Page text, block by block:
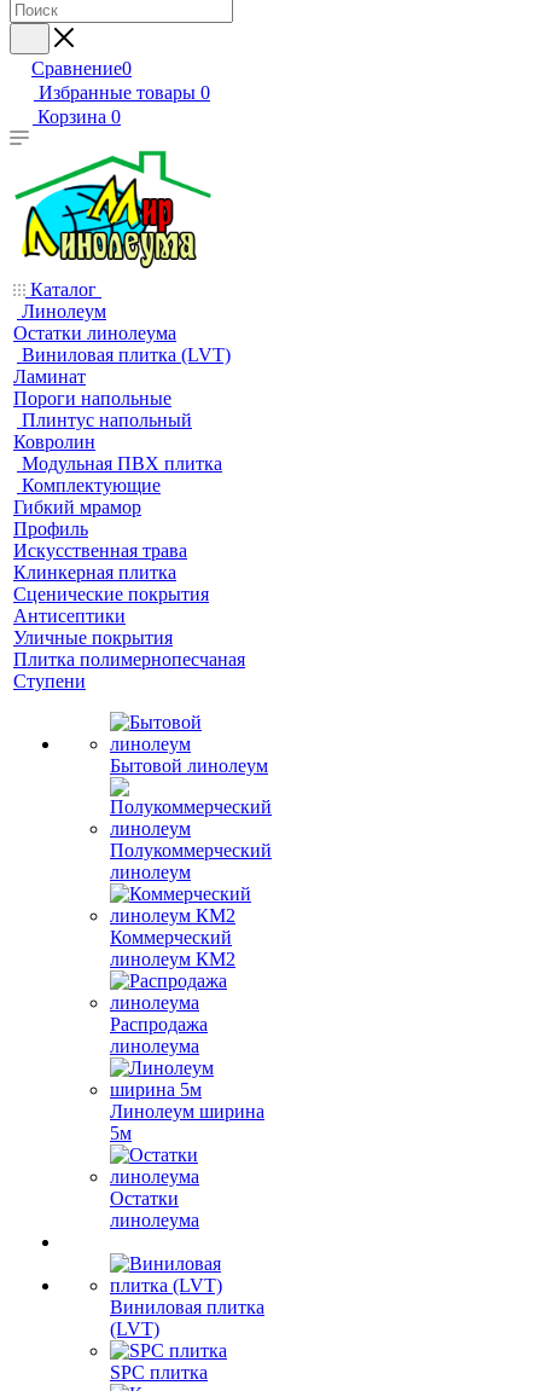
Сравнение0
Избранные товары 0
Корзина 0
Каталог
Линолеум
Остатки линолеума
Виниловая плитка (LVT)
Ламинат
Пороги напольные
Плинтус напольный
Ковролин
Модульная ПВХ плитка
Комплектующие
Гибкий мрамор
Профиль
Искусственная трава
Клинкерная плитка
Сценические покрытия
Антисептики
Уличные покрытия
Плитка полимернопесчаная
Ступени
Бытовой линолеум
Полукоммерческий
линолеум
Коммерческий
линолеум КМ2
Распродажа
линолеума
Линолеум ширина
5м
Остатки
линолеума
Виниловая плитка
(LVT)
SPC плитка